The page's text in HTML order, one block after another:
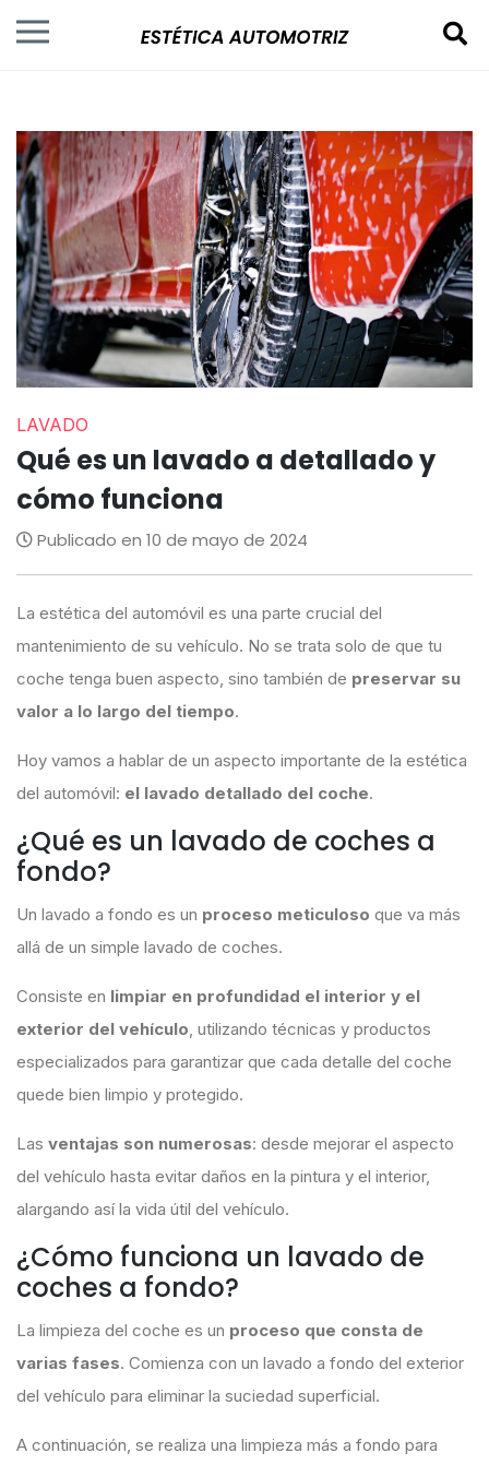
LAVADO
Qué es un lavado a detallado y
cómo funciona
Publicado en 10 de mayo de 2024
La estética del automóvil es una parte crucial del
mantenimiento de su vehículo. No se trata solo de que tu
coche tenga buen aspecto, sino también de preservar su
valor a lo largo del tiempo.
Hoy vamos a hablar de un aspecto importante de la estética
del automóvil: el lavado detallado del coche.
¿Qué es un lavado de coches a
fondo?
Un lavado a fondo es un proceso meticuloso que va más
allá de un simple lavado de coches.
Consiste en limpiar en profundidad el interior y el
exterior del vehículo , utilizando técnicas y productos
especializados para garantizar que cada detalle del coche
quede bien limpio y protegido.
Las ventajas son numerosas: desde mejorar el aspecto
del vehículo hasta evitar daños en la pintura y el interior,
alargando así la vida útil del vehículo.
¿Cómo funciona un lavado de
coches a fondo?
La limpieza del coche es un proceso que consta de
varias fases. Comienza con un lavado a fondo del exterior
del vehículo para eliminar la suciedad superficial.
A continuación, se realiza una limpieza más a fondo para